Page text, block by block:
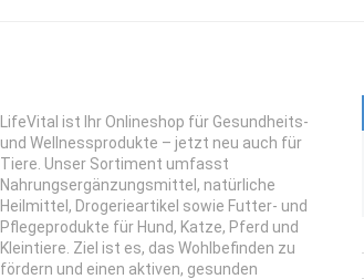
LifeVital ist Ihr Onlineshop für Gesundheits-
und Wellnessprodukte – jetzt neu auch für
Tiere. Unser Sortiment umfasst
Nahrungsergänzungsmittel, natürliche
Heilmittel, Drogerieartikel sowie Futter- und
Pflegeprodukte für Hund, Katze, Pferd und
Kleintiere. Ziel ist es, das Wohlbefinden zu
fördern und einen aktiven, gesunden